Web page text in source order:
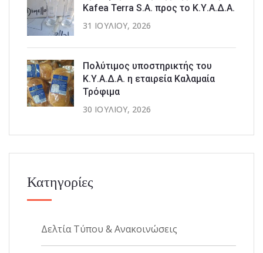
Kafea Terra S.A. προς το Κ.Υ.Α.Δ.Α.
31 ΙΟΥΛΊΟΥ, 2026
Πολύτιμος υποστηρικτής του
Κ.Υ.Α.Δ.Α. η εταιρεία Καλαμαία
Τρόφιμα
30 ΙΟΥΛΊΟΥ, 2026
Κατηγορίες
Δελτία Τύπου & Ανακοινώσεις